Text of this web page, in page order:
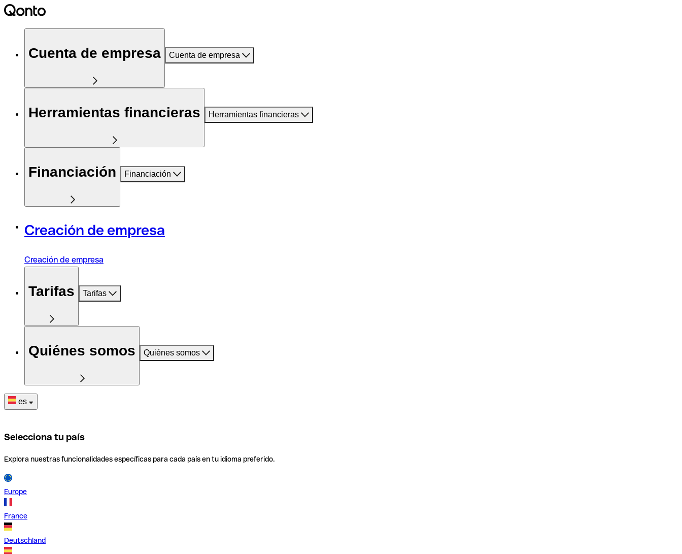
Cuenta de empresa Cuenta de empresa
Herramientas financieras Herramientas financieras
Financiación Financiación
Creación de empresa
Creación de empresa
Tarifas Tarifas
Quiénes somos Quiénes somos
es
Selecciona tu país
Explora nuestras funcionalidades específicas para cada país en tu idioma preferido.
Europe
France
Deutschland